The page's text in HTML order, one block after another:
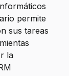
permite
sus tareas
la